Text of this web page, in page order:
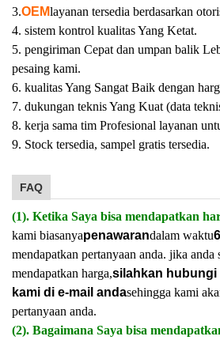
3.OEMlayanan tersedia berdasarkan
4. sistem kontrol kualitas Yang Ketat.
5. pengiriman Cepat dan umpan balik
pesaing kami.
6. kualitas Yang Sangat Baik dengan
7. dukungan teknis Yang Kuat (data
8. kerja sama tim Profesional layanan
9. Stock tersedia, sampel gratis tersedia.
FAQ
(1). Ketika Saya bisa mendapatkan
kami biasanyapenawarandalam waktu
mendapatkan pertanyaan anda. jika anda
mendapatkan harga,silahkan hubungi
kami di e-mail andasehingga kami
pertanyaan anda.
(2). Bagaimana Saya bisa